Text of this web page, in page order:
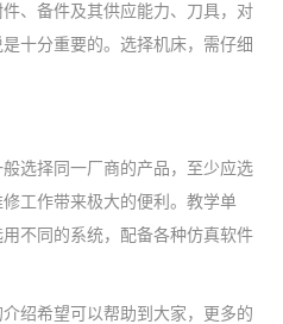
、备件及其供应能力、刀具，对
十分重要的。选择机床，需仔细
选择同一厂商的产品，至少应选
工作带来极大的便利。教学单
不同的系统，配备各种仿真软件
绍希望可以帮助到大家，更多的